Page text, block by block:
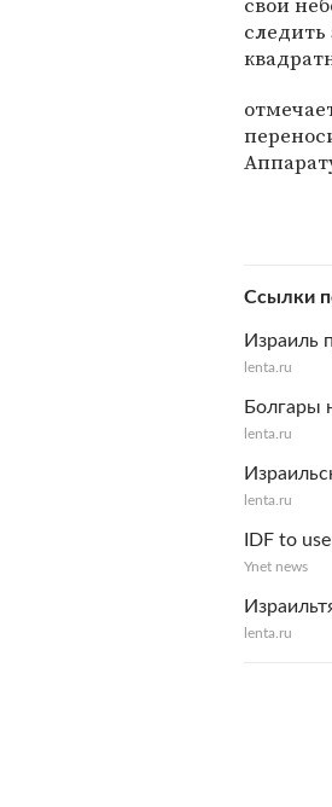
следить
Ссылки
Израиль
lenta.ru
Болгары
lenta.ru
lenta.ru
IDF to
Ynet news
lenta.ru